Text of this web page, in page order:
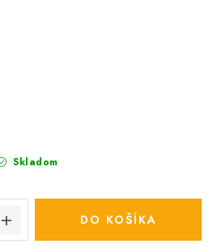
Skladom
DO KOŠÍKA